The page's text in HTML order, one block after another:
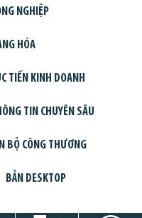
NGHIỆP
HÓA
TIẾN KINH DOANH
TIN CHUYÊN SÂU
BỘ CÔNG THƯƠNG
BẢN DESKTOP